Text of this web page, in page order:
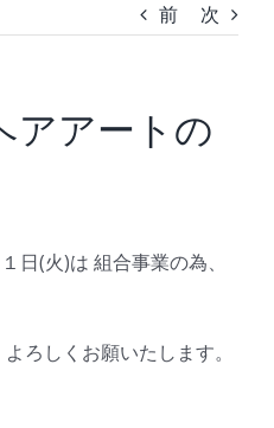
前 次
アアートの
日(火)は 組合事業の為、
ろしくお願いたします。